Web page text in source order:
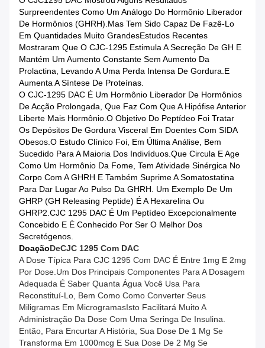
Surpreendentes Como Um Análogo Do Hormônio Liberador
De Hormônios (GHRH).Mas Tem Sido Capaz De Fazê-Lo
Em Quantidades Muito GrandesEstudos Recentes
Mostraram Que O CJC-1295 Estimula A Secreção De GH E
Mantém Um Aumento Constante Sem Aumento Da
Prolactina, Levando A Uma Perda Intensa De Gordura.e
Aumenta A Síntese De Proteínas.
O CJC-1295 DAC É Um Hormônio Liberador De Hormônios
De Acção Prolongada, Que Faz Com Que A Hipófise Anterior
Liberte Mais Hormônio.O Objetivo Do Peptídeo Foi Tratar
Os Depósitos De Gordura Visceral Em Doentes Com SIDA
Obesos.O Estudo Clínico Foi, Em Última Análise, Bem
Sucedido Para A Maioria Dos Indivíduos.que Circula E Age
Como Um Hormônio Da Fome, Tem Atividade Sinérgica No
Corpo Com A GHRH E Também Suprime A Somatostatina
Para Dar Lugar Ao Pulso Da GHRH. Um Exemplo De Um
GHRP (GH Releasing Peptide) É A Hexarelina Ou
GHRP2.CJC 1295 DAC É Um Peptídeo Excepcionalmente
Concebido E É Conhecido Por Ser O Melhor Dos
Secretógenos.
DoaçãoDeCJC 1295 Com DAC
A Dose Típica Para CJC 1295 Com DAC É Entre 1mg E 2mg
Por Dose.Um Dos Principais Componentes Para A Dosagem
Adequada É Saber Quanta Água Você Usa Para
Reconstituí-Lo, Bem Como Como Converter Seus
Miligramas Em MicrogramasIsto Facilitará Muito A
Administração Da Dose Com Uma Seringa De Insulina.
Então, Para Encurtar A História, Sua Dose De 1 Mg Se
Transforma Em 1000mcg E Sua Dose De 2 Mg Se